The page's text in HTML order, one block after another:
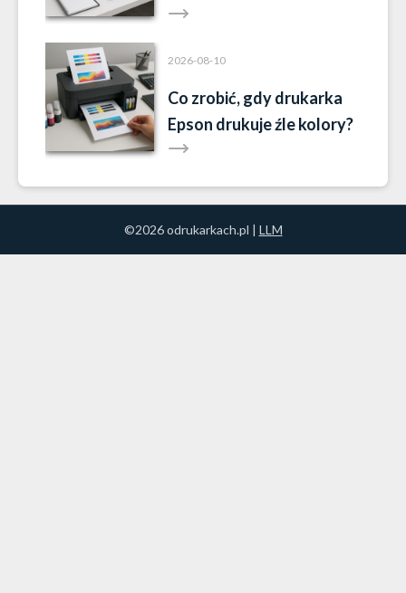
2026-08-10
Co zrobić, gdy drukarka
Epson drukuje źle kolory?
©2026 odrukarkach.pl | LLM